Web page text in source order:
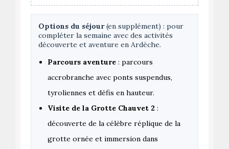
Options du séjour(en supplément) : pour
compléter la semaine avec des activités
découverte et aventure en Ardèche.
Parcours aventure : parcours
accrobranche avec ponts suspendus,
tyroliennes et défis en hauteur.
Visite de la Grotte Chauvet 2 :
découverte de la célèbre réplique de la
grotte ornée et immersion dans